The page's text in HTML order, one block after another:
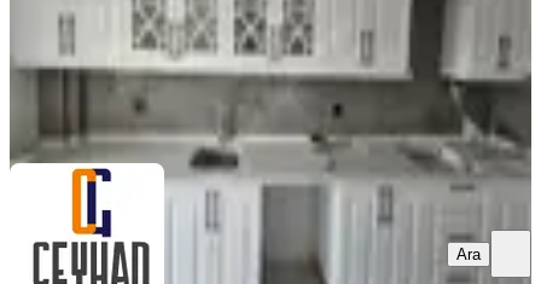
CEYHAN GAYRİMENKUL Hidayet ceyhan
Ara